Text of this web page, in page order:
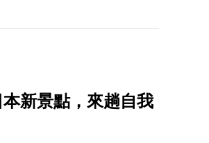
新景點，來趟自我